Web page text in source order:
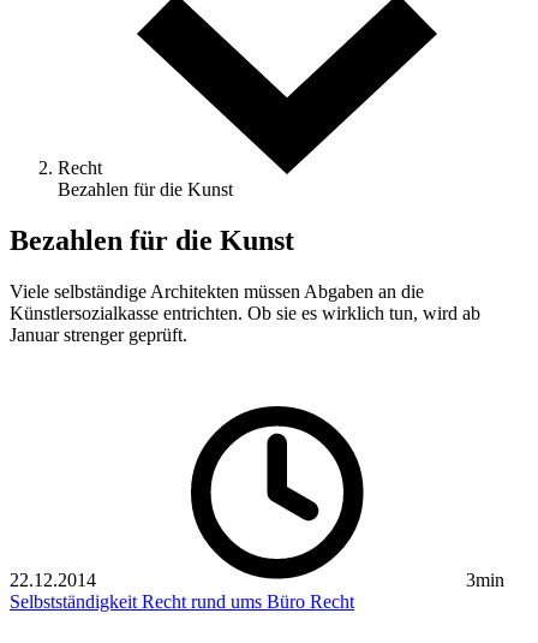
Recht
Bezahlen für die Kunst
Bezahlen für die Kunst
Viele selbständige Architekten müssen Abgaben an die
Künstlersozialkasse entrichten. Ob sie es wirklich tun, wird ab
Januar strenger geprüft.
22.12.2014
3min
Selbstständigkeit Recht rund ums Büro Recht